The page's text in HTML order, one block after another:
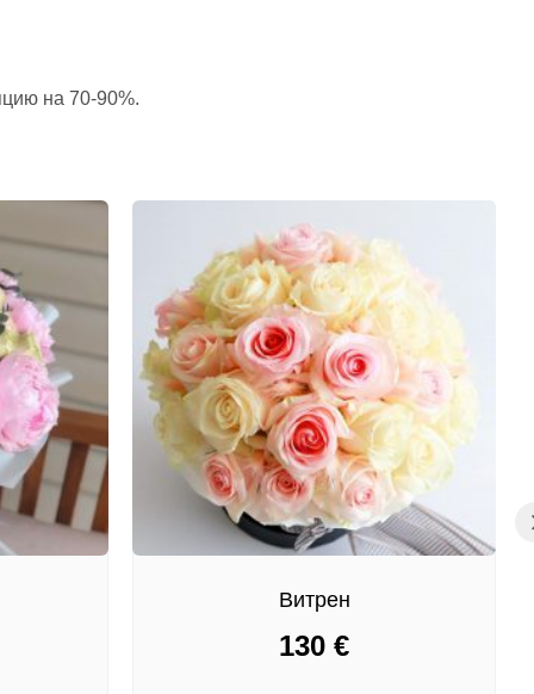
на 70-90%.
Витрен
130 €